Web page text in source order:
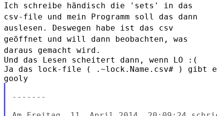
Ich schreibe händisch die 'sets' in das
csv-file und mein Programm soll das dann
auslesen. Deswegen habe ist das csv
geöffnet und will dann beobachten, was
daraus gemacht wird.
Und das Lesen scheitert dann, wenn LO :(
Ja das lock-file ( .~lock.Name.csv# ) gibt
-------